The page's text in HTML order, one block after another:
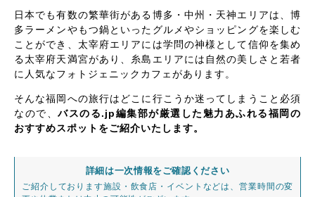
日本でも有数の繁華街がある博多・中州・天神エリアは、博
多ラーメンやもつ鍋といったグルメやショッピングを楽しむ
ことができ、太宰府エリアには学問の神様として信仰を集め
る太宰府天満宮があり、糸島エリアには自然の美しさと若者
に人気なフォトジェニックカフェがあります。
そんな福岡への旅行はどこに行こうか迷ってしまうこと必須
なので、バスのる.jp編集部が厳選した魅力あふれる福岡の
おすすめスポットをご紹介いたします。
詳細は一次情報をご確認ください
ご紹介しております施設・飲食店・イベントなどは、営業時間の変